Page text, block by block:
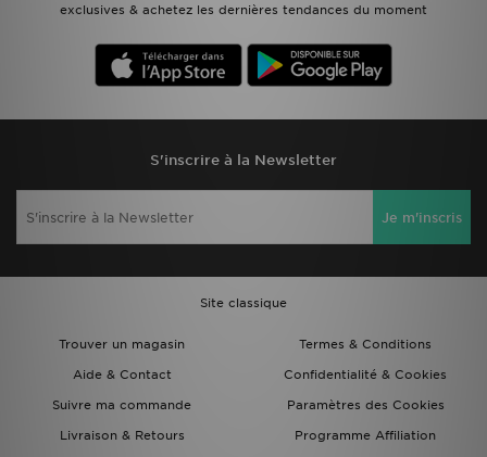
exclusives & achetez les dernières tendances du moment
S'inscrire à la Newsletter
Je m'inscris
Site classique
Trouver un magasin
Termes & Conditions
Aide & Contact
Confidentialité & Cookies
Suivre ma commande
Paramètres des Cookies
Livraison & Retours
Programme Affiliation